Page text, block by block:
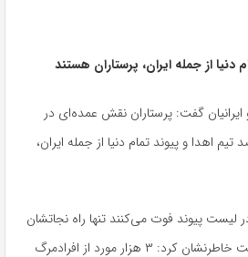
گفت: پرستاران نقش عمده‌ای در
داشته‌اند و ۷۰درصد تیم اهدا و پیوند تمام دنیا از جمله ایران،
لیست پیوند فوت می‌کنند تنها راه نجاتشان
دریافت عضو از مرگ مغزی است خاطرنشان کرد: ۳ هزار مورد از افرادمرگ